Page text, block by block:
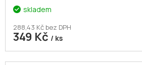
skladem
288,43 Kč bez DPH
349 Kč / ks